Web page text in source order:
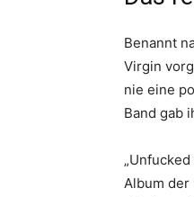
Benannt
Virgin
nie eine
Band gab
Album der